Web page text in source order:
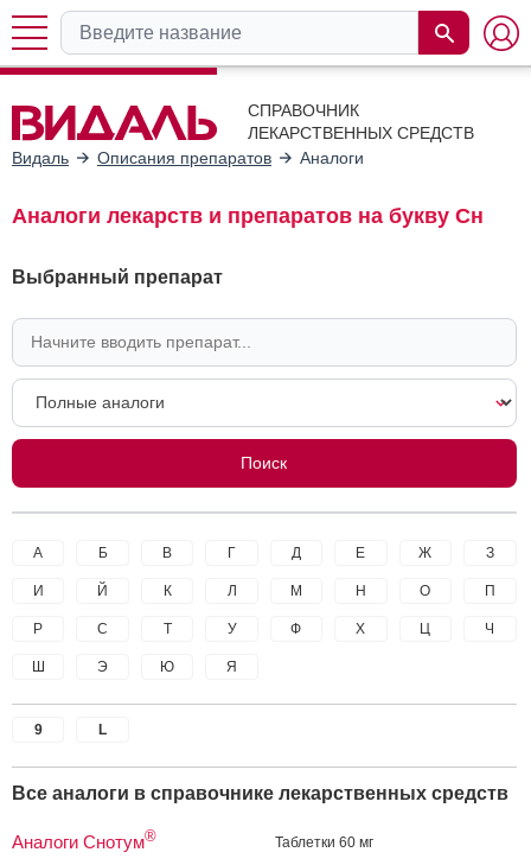
СПРАВОЧНИК
ЛЕКАРСТВЕННЫХ СРЕДСТВ
Видаль
Описания препаратов Аналоги
Аналоги лекарств и препаратов на букву Сн
Выбранный препарат
А Б В Г Д Е Ж З
И Й К Л М Н О П
Р С Т У Ф Х Ц Ч
Ш Э Ю Я
9 L
Все аналоги в справочнике лекарственных средств
Аналоги Снотум® Таб­летки 60 мг